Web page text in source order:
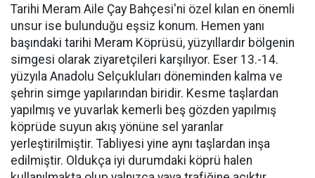
Tarihi Meram Aile Çay Bahçesi'ni özel kılan en önemli
unsur ise bulunduğu eşsiz konum. Hemen yanı
başındaki tarihi Meram Köprüsü, yüzyıllardır bölgenin
simgesi olarak ziyaretçileri karşılıyor. Eser 13.-14.
yüzyıla Anadolu Selçukluları döneminden kalma ve
şehrin simge yapılarından biridir. Kesme taşlardan
yapılmış ve yuvarlak kemerli beş gözden yapılmış
köprüde suyun akış yönüne sel yaranlar
yerleştirilmiştir. Tabliyesi yine aynı taşlardan inşa
edilmiştir. Oldukça iyi durumdaki köprü halen